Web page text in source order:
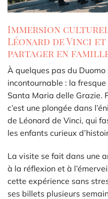
Immersion
Léonard de Vinci et
partager en
À quelques pas du
incontournable : la fresque
Santa Maria delle Grazie.
c’est une plongée dans
de Léonard de Vinci, qui
les enfants curieux
La visite se fait dans une
à la réflexion et à
cette expérience sans
ses billets plusieurs